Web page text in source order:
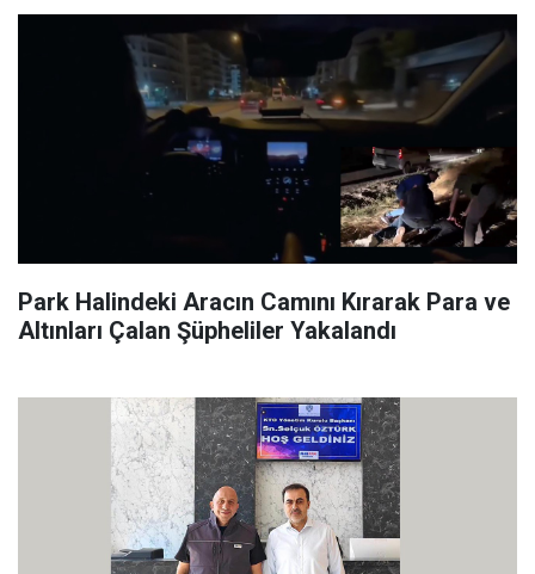
Park Halindeki Aracın Camını Kırarak Para ve
Altınları Çalan Şüpheliler Yakalandı